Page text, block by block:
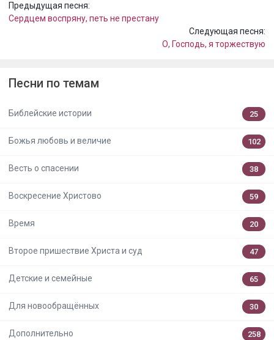
Предыдущая песня:
Сердцем воспряну, петь не престану
Следующая песня:
О, Господь, я торжествую
Песни по темам
Библейские истории 25
Божья любовь и величие 102
Весть о спасении 38
Воскресение Христово 59
Время 20
Второе пришествие Христа и суд 47
Детские и семейные 65
Для новообращённых 30
Дополнительно 258